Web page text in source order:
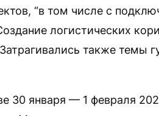
“в том числе с
логистических
также темы
30 января — 1 февраля